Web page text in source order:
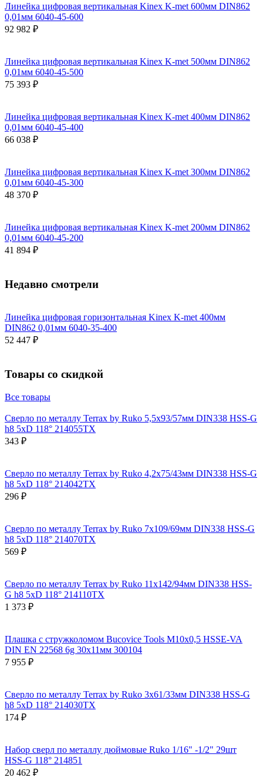
Линейка цифровая вертикальная Kinex K-met 600мм DIN862
0,01мм 6040-45-600
92 982 ₽
Линейка цифровая вертикальная Kinex K-met 500мм DIN862
0,01мм 6040-45-500
75 393 ₽
Линейка цифровая вертикальная Kinex K-met 400мм DIN862
0,01мм 6040-45-400
66 038 ₽
Линейка цифровая вертикальная Kinex K-met 300мм DIN862
0,01мм 6040-45-300
48 370 ₽
Линейка цифровая вертикальная Kinex K-met 200мм DIN862
0,01мм 6040-45-200
41 894 ₽
Недавно смотрели
Линейка цифровая горизонтальная Kinex K-met 400мм
DIN862 0,01мм 6040-35-400
52 447 ₽
Товары со скидкой
Все товары
Сверло по металлу Terrax by Ruko 5,5x93/57мм DIN338 HSS-G
h8 5xD 118° 214055TX
343 ₽
Сверло по металлу Terrax by Ruko 4,2x75/43мм DIN338 HSS-G
h8 5xD 118° 214042TX
296 ₽
Сверло по металлу Terrax by Ruko 7x109/69мм DIN338 HSS-G
h8 5xD 118° 214070TX
569 ₽
Сверло по металлу Terrax by Ruko 11x142/94мм DIN338 HSS-
G h8 5xD 118° 214110TX
1 373 ₽
Плашка с стружколомом Bucovice Tools М10х0,5 HSSE-VA
DIN EN 22568 6g 30х11мм 300104
7 955 ₽
Сверло по металлу Terrax by Ruko 3x61/33мм DIN338 HSS-G
h8 5xD 118° 214030TX
174 ₽
Набор сверл по металлу дюймовые Ruko 1/16" -1/2" 29шт
HSS-G 118° 214851
20 462 ₽